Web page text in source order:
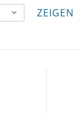
ZEIGEN